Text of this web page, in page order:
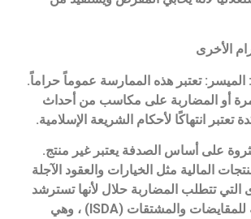
الأخرى
الميسر: تعتبر هذه الممارسة عموماً حراماً.
أو المضاربة على مكاسب من أحداث
تعتبر انتهاكًا لأحكام الشريعة الإسلامية.
على أساس الصدفة يعتبر غير منتج.
المالية مثل الخيارات والعقود الآجلة
التي تتطلب المضاربة حلال لأنها تسترشد
بها الرابطة الدولية للمقايضات والمشتقات (ISDA) ، وهي